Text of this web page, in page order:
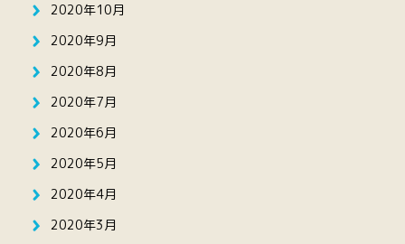
2020年10月
2020年9月
2020年8月
2020年7月
2020年6月
2020年5月
2020年4月
2020年3月